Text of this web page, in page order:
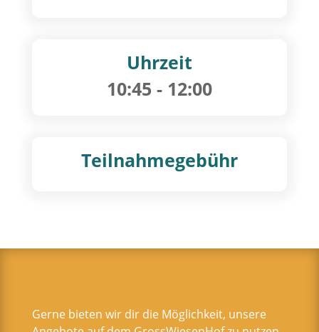
Uhrzeit
10:45 - 12:00
Teilnahmegebühr
Gerne bieten wir dir die Möglichkeit, unsere